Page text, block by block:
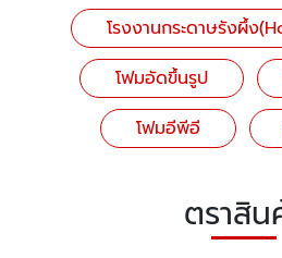
โรงงานกระดาษรังผึ้ง
โฟมอัดขึ้นรูป
โฟมอีพีอี
ตราสิน